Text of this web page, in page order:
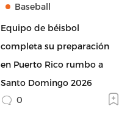
Baseball
Equipo de béisbol
completa su preparación
en Puerto Rico rumbo a
Santo Domingo 2026
0